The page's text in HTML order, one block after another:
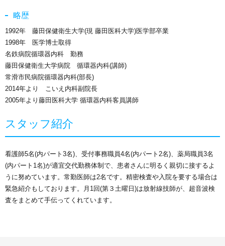
略歴
1992年 藤田保健衛生大学(現 藤田医科大学)医学部卒業
1998年 医学博士取得
名鉄病院循環器内科 勤務
藤田保健衛生大学病院 循環器内科(講師)
常滑市民病院循環器内科(部長)
2014年より こいえ内科副院長
2005年より藤田医科大学 循環器内科客員講師
スタッフ紹介
看護師5名(内パート3名)、受付事務職員4名(内パート2名)、薬局職員3名
(内パート1名)が適宜交代勤務体制で、患者さんに明るく親切に接するよ
うに努めています。常勤医師は2名です。精密検査や入院を要する場合は
緊急紹介もしております。月1回(第３土曜日)は放射線技師が、超音波検
査をまとめて手伝ってくれています。